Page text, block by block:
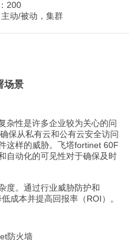
200
动/被动，集群
场景
杂性是许多企业较为关心的问
保从私有云和公有云安全访问
这样的威胁。飞塔fortinet 60F
自动化的可见性对于确保及时
度。通过行业威胁防护和
成本并提高回报率（ROI）。